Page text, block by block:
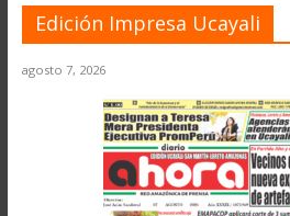
Edición Impresa Ucayali
agosto 7, 2026